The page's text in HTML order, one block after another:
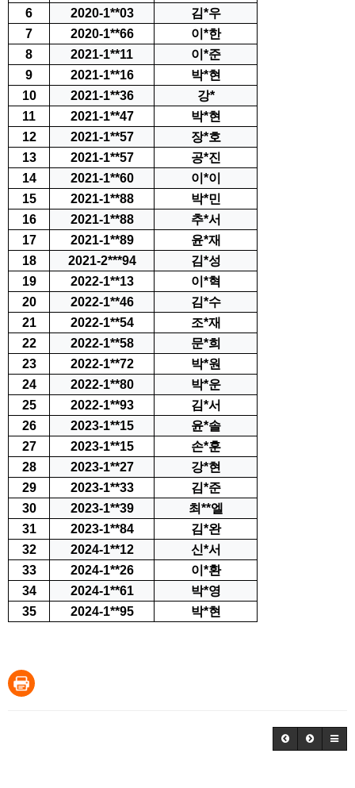
6
2020-1**03
김*우
7
2020-1**66
이*한
8
2021-1**11
이*준
9
2021-1**16
박*현
10
2021-1**36 강*
11
2021-1**47
박*현
12
2021-1**57
장*호
13
2021-1**57
공*진
14
2021-1**60
이*이
15
2021-1**88
박*민
16
2021-1**88
추*서
17
2021-1**89
윤*재
18
2021-2***94
김*성
19
2022-1**13
이*혁
20
2022-1**46
김*수
21
2022-1**54
조*재
22
2022-1**58
문*희
23
2022-1**72
박*원
24
2022-1**80
박*운
25
2022-1**93
김*서
26
2023-1**15
윤*솔
27
2023-1**15
손*훈
28
2023-1**27
강*현
29
2023-1**33
김*준
30
2023-1**39
최**엘
31
2023-1**84
김*완
32
2024-1**12
신*서
33
2024-1**26
이*환
34
2024-1**61
박*영
35
2024-1**95 박*현